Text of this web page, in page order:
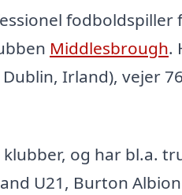
fodboldspiller
Middlesbrough.
Irland), vejer
og har bl.a.
U21, Burton